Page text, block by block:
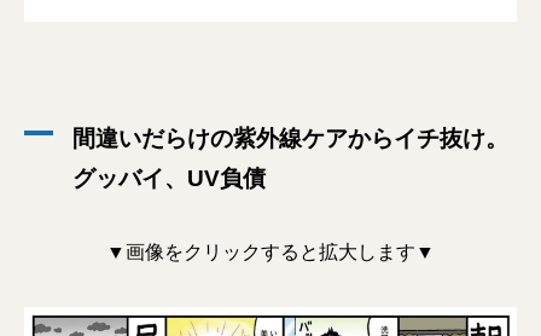
間違いだらけの紫外線ケアからイチ抜け。
グッバイ、UV負債
▼画像をクリックすると拡大します▼